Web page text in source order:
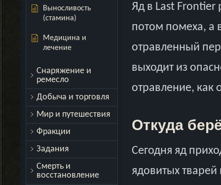
Выносливость
(стамина)
Медицина и
лечение
Снаряжение и
ремесло
Добыча и торговля
Мир и путешествия
Фракции
Задания
Смерть и
восстановление
Яд в Last Frontier
потом помеха, а
отравленный
выходит из
отравление, как
Откуда
Сегодня яд
ядовитых тварей